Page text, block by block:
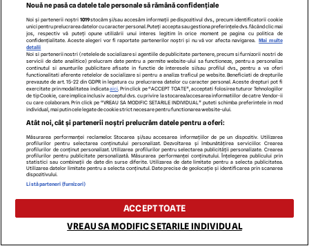
Nouă ne pasă ca datele tale personale să rămână confidențiale
Noi și partenerii noștri 1019stocăm și/sau accesăm informații pe dispozitivul dvs., precum identificatorii cookie
unici pentru prelucrarea datelor cu caracter personal. Puteți accepta sau gestiona preferințele dvs. făcând clic mai
jos, respectiv vă puteți opune utilizării unui interes legitim în orice moment pe pagina cu politica de
confidențialitate. Aceste alegeri vor fi raportate partenerilor noștri și nu vă vor afecta navigarea.
Mai multe
detalii
Noi si partenerii nostri (retelele de socializare si agentiile de publicitate partenere, precum si furnizorii nostri de
servicii de date analitice) prelucram date pentru a permite website-ului sa functioneze, pentru a personaliza
continutul si anunturile publicitare afisate in functie de interesele si/sau profilul dvs., pentru a va oferi
functionalitati aferente retelelor de socializare si pentru a analiza traficul pe website. Beneficiati de drepturile
prevazute de art. 15-22 din GDPR in legatura cu prelucrarea datelor cu caracter personal. Aceste drepturi pot fi
exercitate prin modalitatea indicataaici . Prin click pe “ACCEPT TOATE”, acceptati folosirea tuturor Tehnologiilor
de tip Cookie, care implica inclusiv acceptul dvs. cu privire la stocarea/accesarea informatiilor de catre Vendor-ii
cu care colaboram. Prin click pe “VREAU SA MODIFIC SETARILE INDIVIDUAL” puteti schimba preferintele in mod
individual, mai putin cele legate de cookie strict necesare pentru functionarea website-ului.
Atât noi, cât și partenerii noștri prelucrăm datele pentru a oferi:
Măsurarea performanței reclamelor. Stocarea și/sau accesarea informațiilor de pe un dispozitiv. Utilizarea
profilurilor pentru selectarea conținutului personalizat. Dezvoltarea și îmbunătățirea serviciilor. Crearea
profilurilor de conținut personalizat. Utilizarea profilurilor pentru selectarea publicității personalizate. Crearea
profilurilor pentru publicitate personalizată. Măsurarea performanței conținutului. Înțelegerea publicului prin
statistici sau combinații de date din surse diferite. Utilizarea de date limitate pentru a selecta publicitatea.
Utilizarea datelor limitate pentru a selecta conținutul. Date precise de geolocație și identificarea prin scanarea
dispozitivului.
Listă parteneri (furnizori)
ACCEPT TOATE
VREAU SA MODIFIC SETARILE INDIVIDUAL